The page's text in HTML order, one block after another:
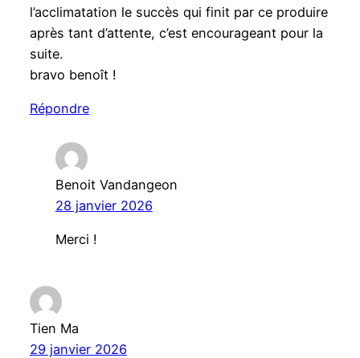
l’acclimatation le succès qui finit par ce produire
après tant d’attente, c’est encourageant pour la
suite.
bravo benoît !
Répondre
Benoit Vandangeon
28 janvier 2026
Merci !
Tien Ma
29 janvier 2026